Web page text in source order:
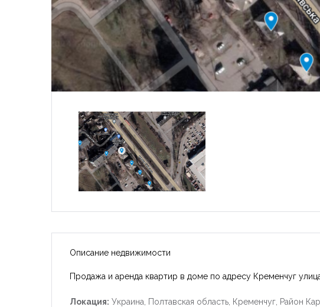
Описание недвижимости
Продажа и аренда квартир в доме по адресу Кременчуг
Локация: Украина, Полтавская область, Кременчуг, Район